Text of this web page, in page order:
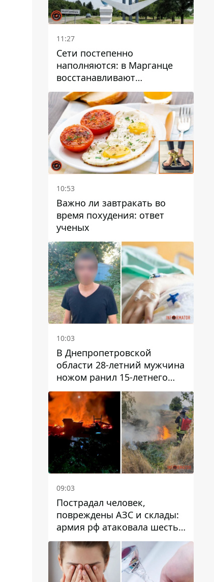
11:27
Сети постепенно
наполняются: в Марганце
восстанавливают
водоснабжение
10:53
Важно ли завтракать во
время похудения: ответ
ученых
10:03
В Днепропетровской
области 28-летний мужчина
ножом ранил 15-летнего
парня
09:03
Пострадал человек,
повреждены АЗС и склады:
армия рф атаковала шесть
районов Днепропетровской
области